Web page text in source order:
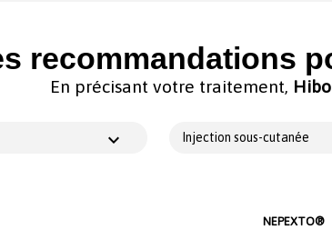
recommandations
En précisant votre traitement,
Injection sous-cutanée
NEPEXTO®